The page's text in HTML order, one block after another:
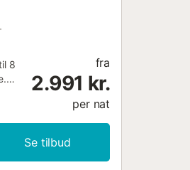
8
fra
2.991 kr.
per nat
Se tilbud